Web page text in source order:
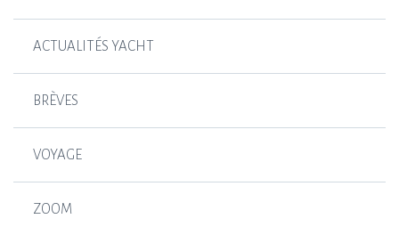
ACTUALITÉS YACHT
BRÈVES
VOYAGE
ZOOM